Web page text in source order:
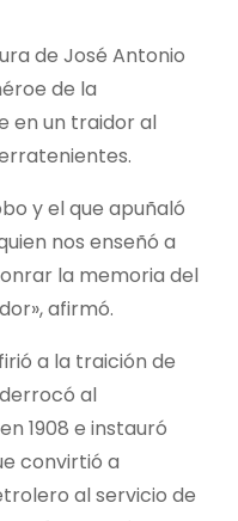
de José Antonio
de la
en un traidor al
y el que apuñaló
nos enseñó a
la memoria del
afirmó.
a la traición de
al
1908 e instauró
convirtió a
al servicio de